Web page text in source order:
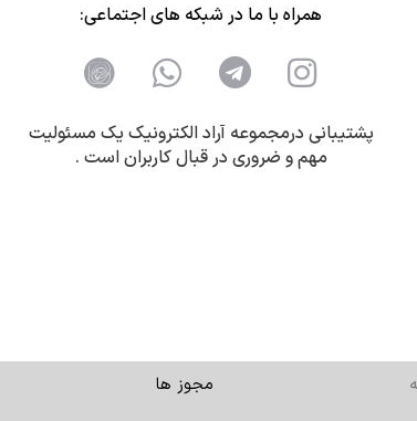
همراه با ما در شبکه های اجتماعی:
پشتیبانی درمجموعه آراد الکترونیک یک مسئولیت
مهم و ضروری در قبال کاربران است .
مجوز ها